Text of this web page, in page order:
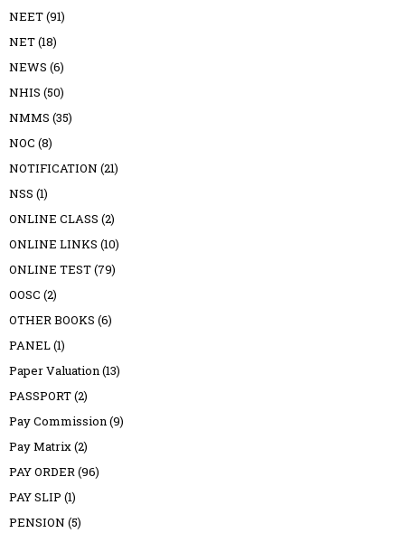
NEET(91)
NET(18)
NEWS (6)
NHIS (50)
NMMS (35)
NOC (8)
NOTIFICATION (21)
NSS (1)
ONLINE CLASS (2)
ONLINE LINKS (10)
ONLINE TEST(79)
OOSC (2)
OTHER BOOKS (6)
PANEL(1)
Paper Valuation(13)
PASSPORT(2)
Pay Commission(9)
Pay Matrix(2)
PAY ORDER(96)
PAY SLIP (1)
PENSION (5)